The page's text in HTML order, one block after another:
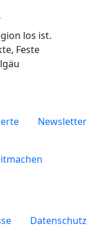
los ist.
Feste
Newsletter
Datenschutz